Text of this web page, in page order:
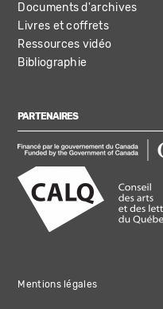
Documents d'archives
Livres et coffrets
Ressources vidéo
Bibliographie
PARTENAIRES
Mentions légales